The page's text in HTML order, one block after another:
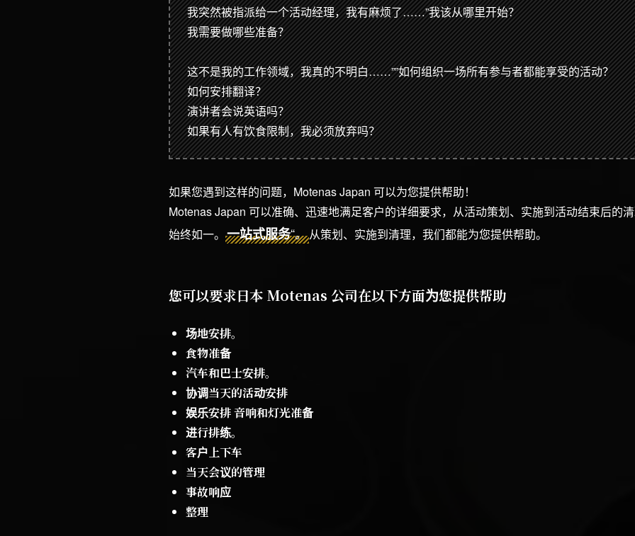
我突然被指派给一个活动经理，我有麻烦了……”我该从哪里开始？
我需要做哪些准备？
这不是我的工作领域，我真的不明白……””如何组织一场所有参与者都能享受的活动？
如何安排翻译？
演讲者会说英语吗？
如果有人有饮食限制，我必须放弃吗？
如果您遇到这样的问题，Motenas Japan 可以为您提供帮助！
Motenas Japan 可以准确、迅速地满足客户的详细要求，从活动策划、实施到活动结束后的
始终如一。 一站式服务“。从策划、实施到清理，我们都能为您提供帮助。
您可以要求日本 Motenas 公司在以下方面为您提供帮助
场地安排。
食物准备
汽车和巴士安排。
协调当天的活动安排
娱乐安排 音响和灯光准备
进行排练。
客户上下车
当天会议的管理
事故响应
整理